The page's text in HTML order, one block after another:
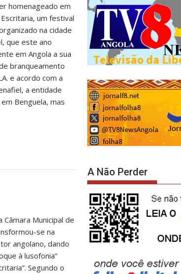
homenageado em
um festival
na cidade
que este ano
em Angola a sua
branqueamento
e acordo com a
a entidade
Benguela, mas
Municipal de
se na
angolano, dando
à lusofonia”
Segundo o
A Não Perder